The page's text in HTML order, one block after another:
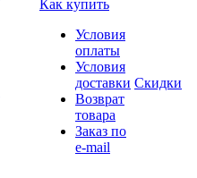
Как купить
Условия
оплаты
Условия
доставки
Возврат
товара
Заказ по
e-mail
Скидки